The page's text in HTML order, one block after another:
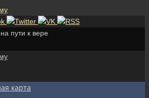
карта